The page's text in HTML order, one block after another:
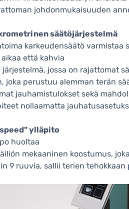
johdonmukaisuuden
säätöjärjestelmä
karkeudensäätö varmistaa
että kahvia
jossa on rajattomat
joka perustuu alemman terän
jauhamistulokset sekä
nollaamatta
ylläpito
huoltaa
mekaaninen koostumus,
9 ruuvia, sallii terien tehokkaan